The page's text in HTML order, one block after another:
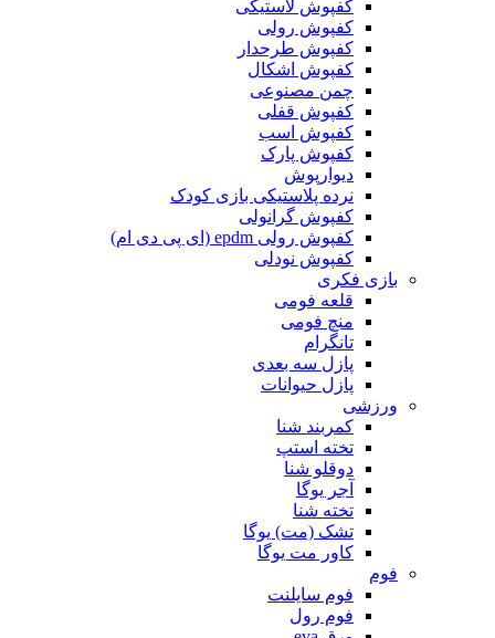
کفپوش لاستیکی
کفپوش رولی
کفپوش طرحدار
کفپوش اشکال
چمن مصنوعی
کفپوش قفلی
کفپوش اسب
کفپوش پارک
دیوارپوش
نرده پلاستیکی بازی کودک
کفپوش گرانولی
کفپوش رولی epdm (ای پی دی ام)
کفپوش نودلی
بازی فکری
قلعه فومی
منچ فومی
تانگرام
پازل سه بعدی
پازل حیوانات
ورزشی
کمربند شنا
تخته استپ
دوقلو شنا
آجر یوگا
تخته شنا
تشک (مت) یوگا
کاور مت یوگا
فوم
فوم سایلنت
فوم رول